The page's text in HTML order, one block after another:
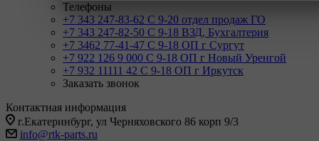
Телефоны
+7 343 247-83-62 С 9-20 отдел продаж ГО
+7 343 247-82-50 С 9-18 ВЗД, Бухгалтерия
+7 3462 77-41-47 С 9-18 ОП г Сургут
+7 922 126 9 000 С 9-18 ОП г Новый Уренгой
+7 932 11111 42 С 9-18 ОП г Иркутск
Заказать звонок
Контактная информация
г.Екатеринбург, ул Черняховского 86 корп 9/3
info@rtk-parts.ru